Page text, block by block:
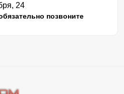
24
позвоните